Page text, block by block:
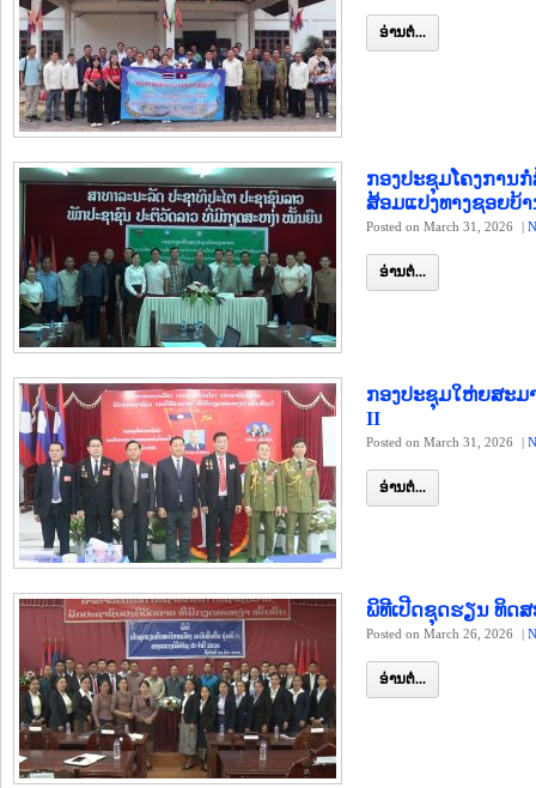
ອ່ານຕໍ່...
ກອງປະຊຸມໂຄງການ
ສ້ອມແປງທາງຊອຍບ້
Posted on March 31, 2026 |
ອ່ານຕໍ່...
ກອງປະຊຸມໃຫ່ຍສະ
II
Posted on March 31, 2026 |
ອ່ານຕໍ່...
ພິທີເປີດຊຸດຮຽນ ທິດສ
Posted on March 26, 2026 |
ອ່ານຕໍ່...